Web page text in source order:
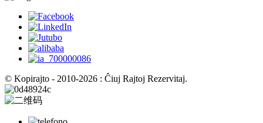
© Kopirajto - 2010-2026 : Ĉiuj Rajtoj Rezervitaj.